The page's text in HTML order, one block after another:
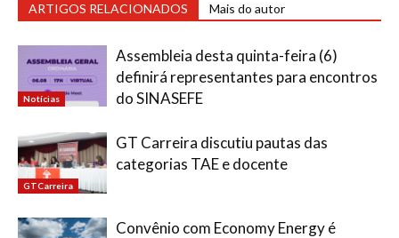
ARTIGOS RELACIONADOS Mais do autor
Notícias
Assembleia desta quinta-feira (6)
definirá representantes para encontros
do SINASEFE
GTCarreira
GT Carreira discutiu pautas das
categorias TAE e docente
Convênio com Economy Energy é